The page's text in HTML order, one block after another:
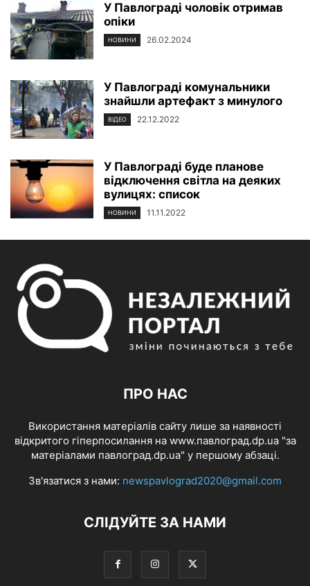
У Павлограді чоловік отримав
опіки
НОВИНИ 26.02.2024
У Павлограді комунальники
знайшли артефакт з минулого
ВІДЕО 22.12.2022
У Павлограді буде планове
відключення світла на деяких
вулицях: список
НОВИНИ 11.11.2022
ПРО НАС
Використання матеріалів сайту лише за наявності
відкритого гіперпосилання на www.павлоград.dp.ua "за
матеріалами павлоград.dp.ua" у першому абзаці.
Зв'язатися з нами: newspavlograd2020@gmail.com
СЛІДУЙТЕ ЗА НАМИ